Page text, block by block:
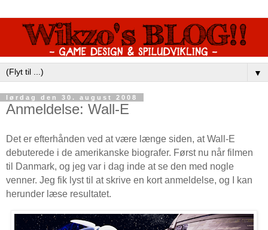
▼
lørdag den 30. august 2008
Anmeldelse: Wall-E
Det er efterhånden ved at være længe siden, at Wall-E
debuterede i de amerikanske biografer. Først nu når filmen
til Danmark, og jeg var i dag inde at se den med nogle
venner. Jeg fik lyst til at skrive en kort anmeldelse, og I kan
herunder læse resultatet.